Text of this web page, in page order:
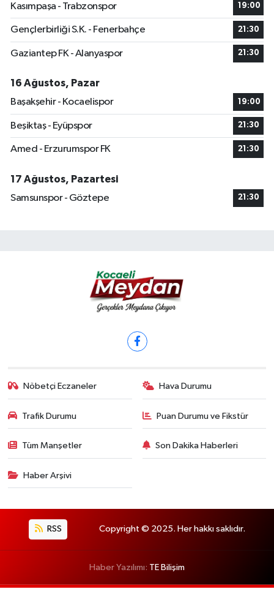
Kasımpaşa - Trabzonspor 19:00
Gençlerbirliği S.K. - Fenerbahçe 21:30
Gaziantep FK - Alanyaspor 21:30
16 Ağustos, Pazar
Başakşehir - Kocaelispor
19:00
Beşiktaş - Eyüpspor 21:30
Amed - Erzurumspor FK 21:30
17 Ağustos, Pazartesi
Samsunspor - Göztepe
21:30
Nöbetçi Eczaneler Hava Durumu
Trafik Durumu Puan Durumu ve Fikstür
Tüm Manşetler Son Dakika Haberleri
Haber Arşivi
RSS Copyright © 2025. Her hakkı saklıdır.
Haber Yazılımı: TE Bilişim